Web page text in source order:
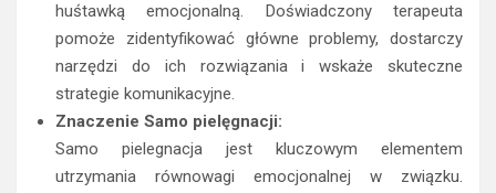
huśtawką emocjonalną. Doświadczony terapeuta
pomoże zidentyfikować główne problemy, dostarczy
narzędzi do ich rozwiązania i wskaże skuteczne
strategie komunikacyjne.
Znaczenie Samo pielęgnacji:
Samo pielegnacja jest kluczowym elementem
utrzymania równowagi emocjonalnej w związku.